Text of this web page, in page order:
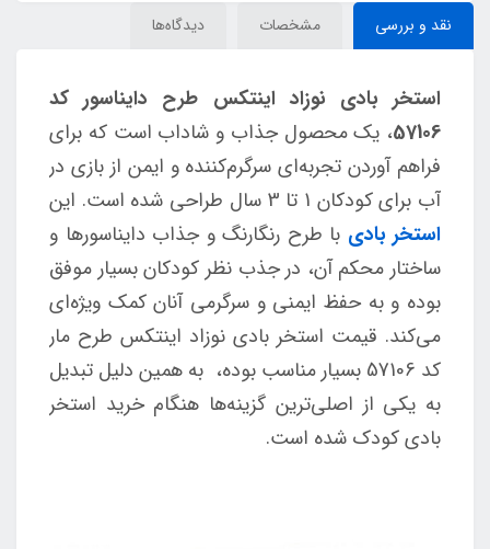
نقد و بررسی مشخصات دیدگاه‌ها
استخر بادی نوزاد اینتکس طرح دایناسور کد
57106، یک محصول جذاب و شاداب است که برای
فراهم آوردن تجربه‌ای سرگرم‌کننده و ایمن از بازی در
آب برای کودکان 1 تا 3 سال طراحی شده است. این
استخر بادی با طرح رنگارنگ و جذاب دایناسورها و
ساختار محکم آن، در جذب نظر کودکان بسیار موفق
بوده و به حفظ ایمنی و سرگرمی آنان کمک ویژه‎‌ای
می‌کند. قیمت استخر بادی نوزاد اینتکس طرح مار
کد 57106 بسیار مناسب بوده، به همین دلیل تبدیل
به یکی از اصلی‌ترین گزینه‌ها هنگام خرید استخر
بادی کودک شده است.